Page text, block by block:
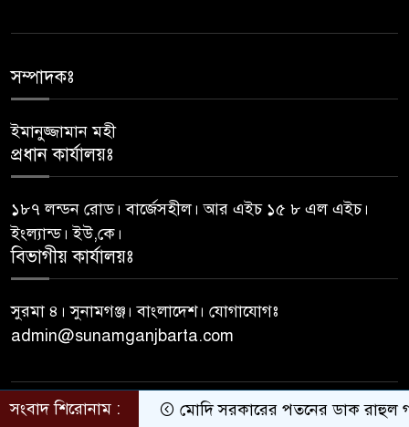
৭
সংবিধানের ৫০(৩) অনুচ্ছেদ অনুযায়ী
৮
মেয়াদ শেষ করতে পারেননি
৯
আহমদ
১০
সম্পাদকঃ
ইমানুজ্জামান মহী
প্রধান কার্যালয়ঃ
১৮৭ লন্ডন রোড। বার্জেসহীল। আর এইচ ১৫ ৮ এল এইচ।
ইংল্যান্ড। ইউ,কে।
বিভাগীয় কার্যালয়ঃ
সুরমা ৪। সুনামগঞ্জ। বাংলাদেশ। যোগাযোগঃ
admin@sunamganjbarta.com
© All rights reserved © sunamganjbarta
সংবাদ শিরোনাম : মোদি সরকারের পতনের ডাক রাহুল